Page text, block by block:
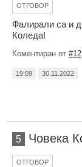
ОТГОВОР
Фалирали са и
Коледа!
Коментиран от #12
19:09 30.11.2022
5 Човека
ОТГОВОР